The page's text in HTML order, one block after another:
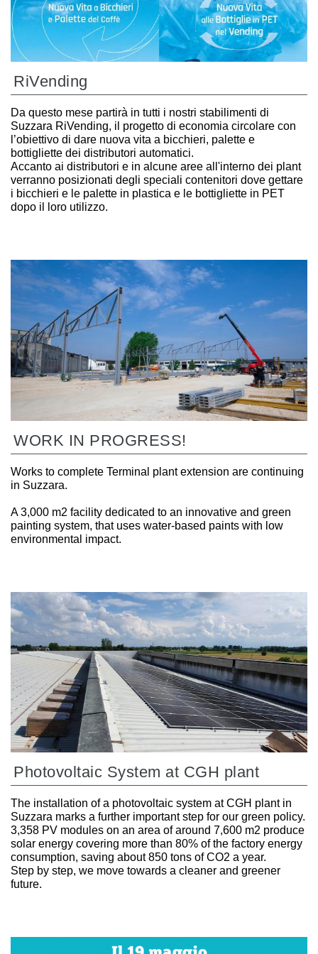
RiVending
Da questo mese partirà in tutti i nostri stabilimenti di
Suzzara RiVending, il progetto di economia circolare con
l’obiettivo di dare nuova vita a bicchieri, palette e
bottigliette dei distributori automatici.
Accanto ai distributori e in alcune aree all'interno dei plant
verranno posizionati degli speciali contenitori dove gettare
i bicchieri e le palette in plastica e le bottigliette in PET
dopo il loro utilizzo.
WORK IN PROGRESS!
Works to complete Terminal plant extension are continuing
in Suzzara.
A 3,000 m2 facility dedicated to an innovative and green
painting system, that uses water-based paints with low
environmental impact.
Photovoltaic System at CGH plant
The installation of a photovoltaic system at CGH plant in
Suzzara marks a further important step for our green policy.
3,358 PV modules on an area of around 7,600 m2 produce
solar energy covering more than 80% of the factory energy
consumption, saving about 850 tons of CO2 a year.
Step by step, we move towards a cleaner and greener
future.